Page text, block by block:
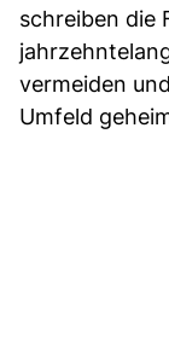
schreiben die
vermeiden
Umfeld